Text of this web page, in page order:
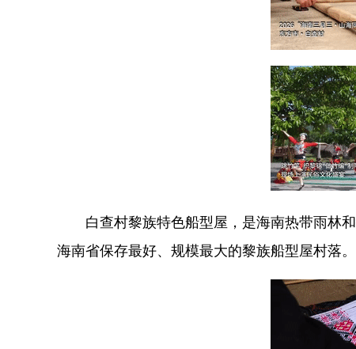
白查村黎族特色船型屋，是海南热带雨林
海南省保存最好、规模最大的黎族船型屋村落。